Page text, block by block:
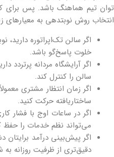
توان تیم هماهنگ باشد. پس برای
انتخاب روش نوبت‎دهی به معیارهای زیر دقت کنید:
اگر سالن تک‌اپراتوره
خلوت پاسخ‌گو باشد.
اگر آرایشگاه مردانه پرتردد
سالن را کنترل کند.
اگر زمان انتظار مشتری
ساختاریافته حرکت کنید.
اگر در ساعات اوج با فشار
می‌تواند نظم خدمات را حفظ
دقیق‌تری از ظرفیت روزانه